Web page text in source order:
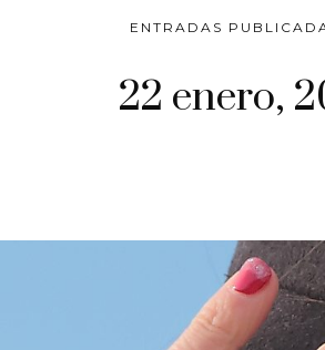
ENTRADAS
22 enero,